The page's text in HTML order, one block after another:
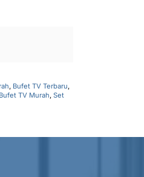
, Bufet TV Terbaru,
TV Murah, Set